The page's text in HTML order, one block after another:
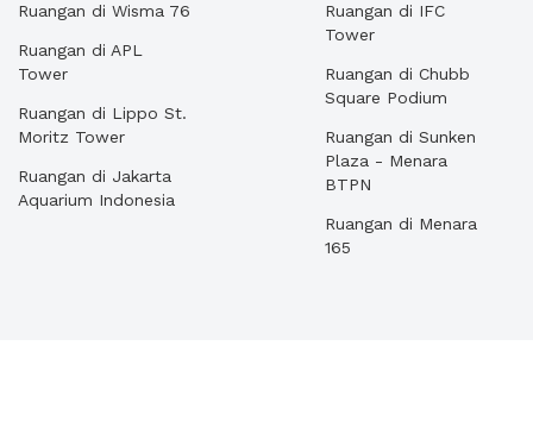
Ruangan di Wisma 76
Ruangan di APL
Tower
Ruangan di Lippo St.
Moritz Tower
Ruangan di Jakarta
Aquarium Indonesia
Ruangan di IFC
Tower
Ruangan di Chubb
Square Podium
Ruangan di Sunken
Plaza - Menara
BTPN
Ruangan di Menara
165